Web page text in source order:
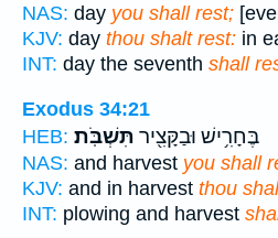
NAS: day you shall rest;
KJV: day thou shalt rest: in
INT: day the seventh shall
Exodus 34:21
HEB:
בֶּחָרִ֥ישׁ וּבַקָּצִ֖יר תִּשְׁבֹּֽת׃
NAS: and harvest you shall
KJV: and in harvest thou
INT: plowing and harvest